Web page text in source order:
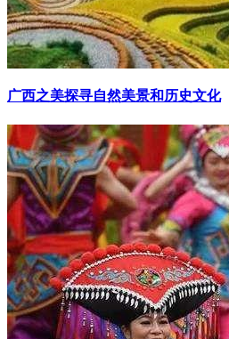
广西之美探寻自然美景和历史文化